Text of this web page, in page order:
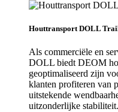
Houttransport DOLL
Als commerciële en
DOLL biedt DEOM
geoptimaliseerd zijn
klanten profiteren van
uitstekende
uitzonderlijke stabiliteit.